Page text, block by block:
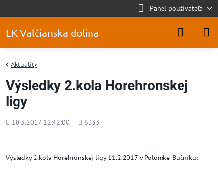
Panel používateľa
LK Valčianska dolina
Aktuality
Výsledky 2.kola Horehronskej
ligy
Pridané
10.3.2017 12:42:00
Počet
6333
Výsledky 2.kola Horehronskej ligy 11.2.2017 v Polomke-Bučníku: